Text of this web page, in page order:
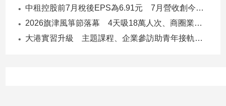
費
健
康/
中租控股前7月稅後EPS為6.91元 7月營收創今年新高
2026旗津風箏節落幕 4天吸18萬人次、商圈業績增4成
大港實習升級 主題課程、企業參訪助青年接軌職場